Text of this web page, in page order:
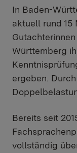
In Baden-
aktuell rund
Württemberg
ergeben.
Bereits seit
vollständig